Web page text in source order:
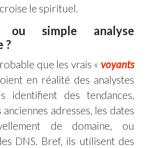
le spirituel.
ou simple analyse
?
que les vrais « voyants
en réalité des analystes
identifient des tendances,
adresses, les dates
de domaine, ou
DNS. Bref, ils utilisent des